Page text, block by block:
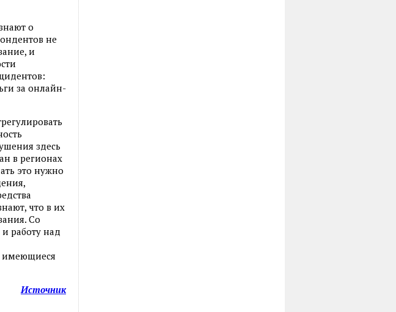
о
не
и
за онлайн-
здесь
в регионах
это нужно
что в их
Со
работу над
имеющиеся
Источник